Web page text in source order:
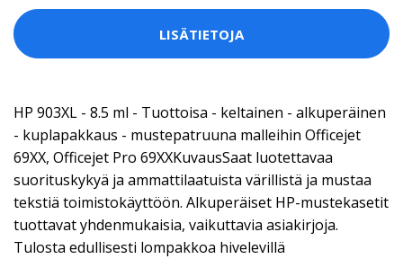
LISÄTIETOJA
HP 903XL - 8.5 ml - Tuottoisa - keltainen - alkuperäinen
- kuplapakkaus - mustepatruuna malleihin Officejet
69XX, Officejet Pro 69XXKuvausSaat luotettavaa
suorituskykyä ja ammattilaatuista värillistä ja mustaa
tekstiä toimistokäyttöön. Alkuperäiset HP-mustekasetit
tuottavat yhdenmukaisia, vaikuttavia asiakirjoja.
Tulosta edullisesti lompakkoa hivelevillä